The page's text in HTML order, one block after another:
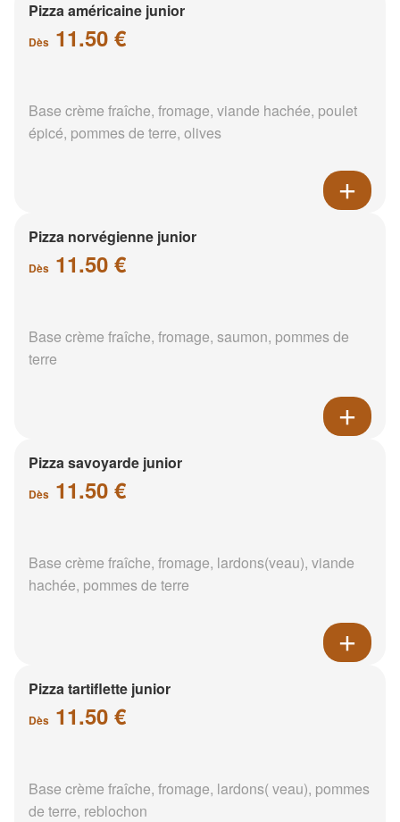
Pizza américaine junior
Dès 11.50 €
Base crème fraîche, fromage, viande hachée, poulet
épicé, pommes de terre, olives
Pizza norvégienne junior
Dès 11.50 €
Base crème fraîche, fromage, saumon, pommes de
terre
Pizza savoyarde junior
Dès 11.50 €
Base crème fraîche, fromage, lardons(veau), viande
hachée, pommes de terre
Pizza tartiflette junior
Dès 11.50 €
Base crème fraîche, fromage, lardons( veau), pommes
de terre, reblochon